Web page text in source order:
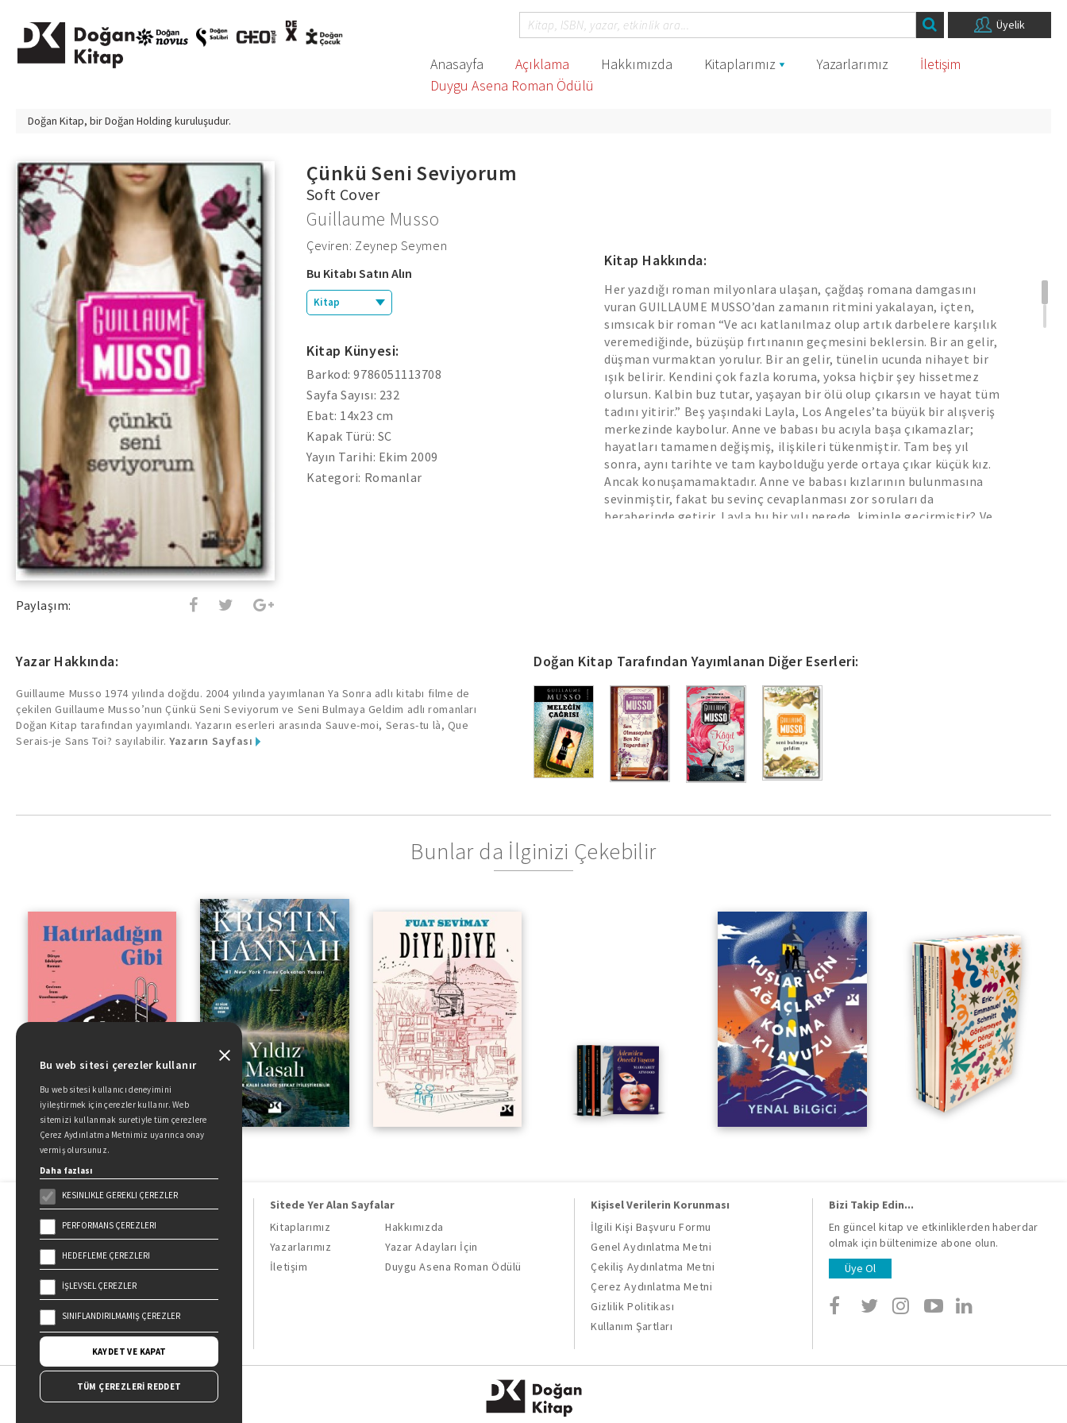
Üyelik
Anasayfa Açıklama Hakkımızda Kitaplarımız Yazarlarımız
İletişim
Duygu Asena Roman Ödülü
Doğan Kitap, birDoğan Holding kuruluşudur.
Paylaşım:
Çünkü Seni Seviyorum
Soft Cover
Guillaume Musso
Çeviren: Zeynep Seymen
Bu Kitabı Satın Alın
Kitap
Kitap Künyesi:
Barkod: 9786051113708
Sayfa Sayısı: 232
Ebat: 14x23 cm
Kapak Türü: SC
Yayın Tarihi: Ekim 2009
Kategori: Romanlar
Kitap Hakkında:
Her yazdığı roman milyonlara ulaşan, çağdaş romana damgasını
vuran GUILLAUME MUSSO’dan zamanın ritmini yakalayan, içten,
sımsıcak bir roman “Ve acı katlanılmaz olup artık darbelere karşılık
veremediğinde, büzüşüp fırtınanın geçmesini beklersin. Bir an gelir,
düşman vurmaktan yorulur. Bir an gelir, tünelin ucunda nihayet bir
ışık belirir. Kendini çok fazla koruma, yoksa hiçbir şey hissetmez
olursun. Kalbin buz tutar, yaşayan bir ölü olup çıkarsın ve hayat tüm
tadını yitirir.” Beş yaşındaki Layla, Los Angeles’ta büyük bir alışveriş
merkezinde kaybolur. Anne ve babası bu acıyla başa çıkamazlar;
hayatları tamamen değişmiş, ilişkileri tükenmiştir. Tam beş yıl
sonra, aynı tarihte ve tam kaybolduğu yerde ortaya çıkar küçük kız.
Ancak konuşamamaktadır. Anne ve babası kızlarının bulunmasına
sevinmiştir, fakat bu sevinç cevaplanması zor soruları da
beraberinde getirir. Layla bu bir yılı nerede, kiminle geçirmiştir? Ve
koşuyor. Son derece görsel bir edebiyat, sezgilerle yol alan bir
gerilim…” Le Parisien “Çünkü Seni Seviyorum’da bir kitabı best-seller
yapmak için gereken tüm malzeme var: gerilim, aşk, metafizik,
yüksek tiraj.” Livres-Hebdo “Müthiş bir hayal gücü ve gerilim
kokteyli.” ELLE “Guillaume Musso, polisiye roman yazarlarının
çarpıcı metodunu kullanarak duygusal bir hikâye yaratma sanatında
usta.” L’EXPRESS
Yazar Hakkında:
Guillaume Musso 1974 yılında doğdu. 2004 yılında yayımlanan Ya Sonra adlı kitabı filme de
çekilen Guillaume Musso’nun Çünkü Seni Seviyorum ve Seni Bulmaya Geldim adlı romanları
Doğan Kitap tarafından yayımlandı. Yazarın eserleri arasında Sauve-moi, Seras-tu là, Que
Serais-je Sans Toi? sayılabilir.Yazarın Sayfası
Doğan Kitap Tarafından Yayımlanan Diğer Eserleri:
Bunlar da İlginizi Çekebilir
Doğan Kitap, bir Doğan Holding
kuruluşudur.
19 Mayıs Cad. Golden Plaza No:1 Kat:10
34360 / Şişli / İstanbul
Sitede Yer Alan Sayfalar
Kitaplarımız
Hakkımızda
Yazarlarımız
Yazar Adayları İçin
İletişim
Duygu Asena Roman Ödülü
Kişisel Verilerin Korunması
İlgili Kişi Başvuru Formu
Genel Aydınlatma Metni
Çekiliş Aydınlatma Metni
Çerez Aydınlatma Metni
Gizlilik Politikası
Kullanım Şartları
Bizi Takip Edin...
En güncel kitap ve etkinliklerden haberdar
olmak için bültenimize abone olun.
Üye Ol
Bu web sitesi çerezler kullanır
Bu web sitesi kullanıcı deneyimini
iyileştirmek için çerezler kullanır. Web
sitemizi kullanmak suretiyle tüm çerezlere
Çerez Aydınlatma Metnimiz uyarınca onay
vermiş olursunuz.
Daha fazlası
KESINLIKLE GEREKLI ÇEREZLER
PERFORMANS ÇEREZLERI
HEDEFLEME ÇEREZLERI
İŞLEVSEL ÇEREZLER
SINIFLANDIRILMAMIŞ ÇEREZLER
KAYDET VE KAPAT
TÜM ÇEREZLERİ REDDET